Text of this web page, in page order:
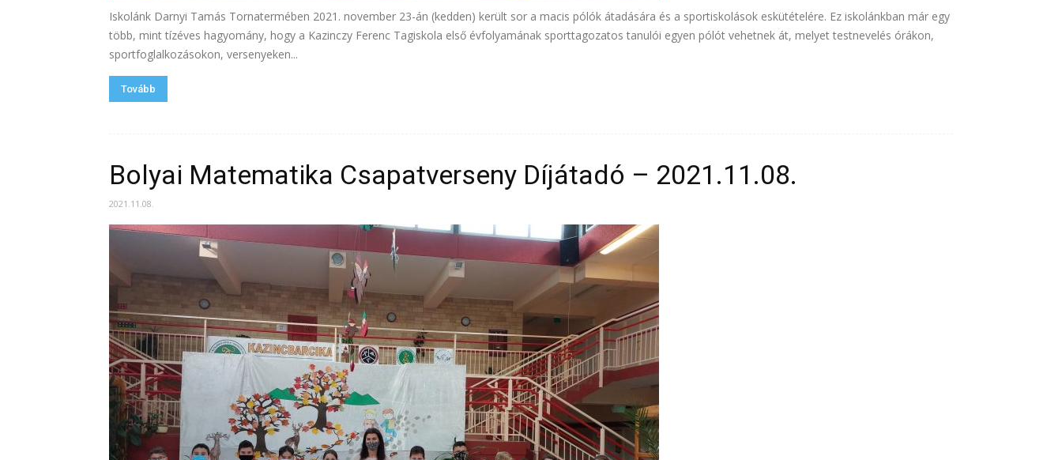
Iskolánk Darnyi Tamás Tornatermében 2021. november 23-án (kedden) került sor a macis pólók átadására és a sportiskolások eskütételére. Ez iskolánkban már egy
több, mint tízéves hagyomány, hogy a Kazinczy Ferenc Tagiskola első évfolyamának sporttagozatos tanulói egyen pólót vehetnek át, melyet testnevelés órákon,
sportfoglalkozásokon, versenyeken...
Tovább
Bolyai Matematika Csapatverseny Díjátadó – 2021.11.08.
2021.11.08.